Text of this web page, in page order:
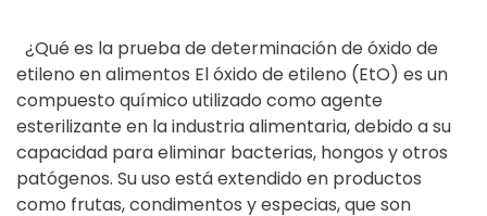
¿Qué es la prueba de determinación de óxido de
etileno en alimentos El óxido de etileno (EtO) es un
compuesto químico utilizado como agente
esterilizante en la industria alimentaria, debido a su
capacidad para eliminar bacterias, hongos y otros
patógenos. Su uso está extendido en productos
como frutas, condimentos y especias, que son